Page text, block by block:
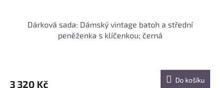
Dárková sada: Dámský vintage batoh a střední
peněženka s klíčenkou; černá
3 320 Kč Do košíku